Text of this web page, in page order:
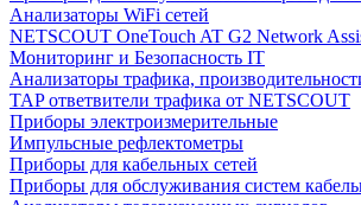
Анализаторы WiFi сетей
NETSCOUT OneTouch AT G2 Network
Мониторинг и Безопасность IT
Анализаторы трафика,
TAP ответвители трафика от NETSCOUT
Приборы электроизмерительные
Импульсные рефлектометры
Приборы для кабельных сетей
Приборы для обслуживания систем